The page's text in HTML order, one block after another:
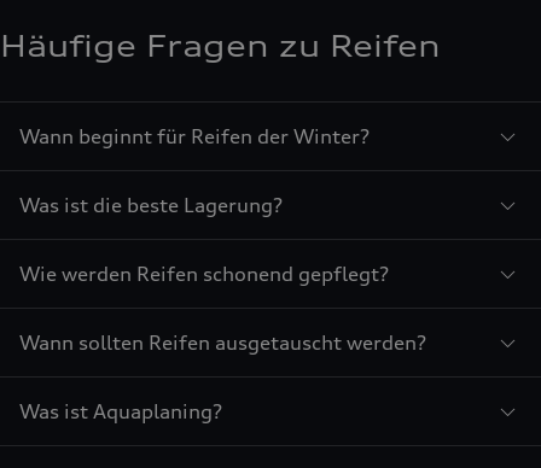
Häufige Fragen zu Reifen
Wann beginnt für Reifen der Winter?
Was ist die beste Lagerung?
Wie werden Reifen schonend gepflegt?
Wann sollten Reifen ausgetauscht werden?
Was ist Aquaplaning?